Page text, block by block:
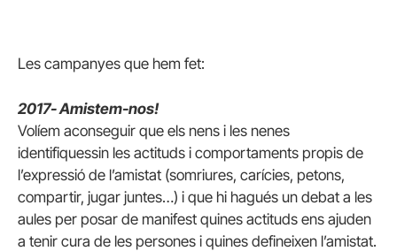
Les campanyes que hem fet:
2017- Amistem-nos!
Volíem aconseguir que els nens i les nenes
identifiquessin les actituds i comportaments propis de
l’expressió de l’amistat (somriures, carícies, petons,
compartir, jugar juntes…) i que hi hagués un debat a les
aules per posar de manifest quines actituds ens ajuden
a tenir cura de les persones i quines defineixen l’amistat.